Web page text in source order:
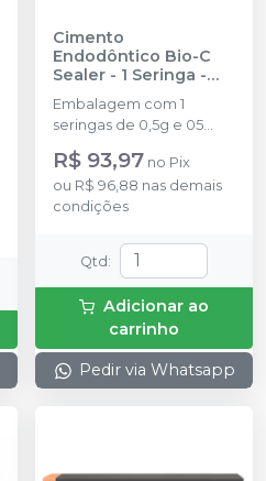
Cimento
Endodôntico Bio-C
Sealer - 1 Seringa -
ANGELUS
Embalagem com 1
seringas de 0,5g e 05
R$ 93,97 no Pix
ou R$ 96,88 nas demais
condições
Qtd:
Adicionar ao
carrinho
Pedir via Whatsapp